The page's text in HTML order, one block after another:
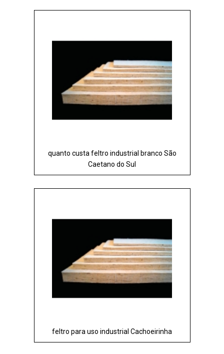
quanto custa feltro industrial branco São
Caetano do Sul
feltro para uso industrial Cachoeirinha